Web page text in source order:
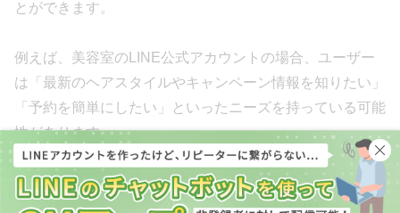
とができます。
例えば、美容室のLINE公式アカウントの場合、ユーザー
は「最新のヘアスタイルやキャンペーン情報を知りたい」
「予約を簡単にしたい」といったニーズを持っている可能
性があります。
その場合、あいさつメッセージでは、